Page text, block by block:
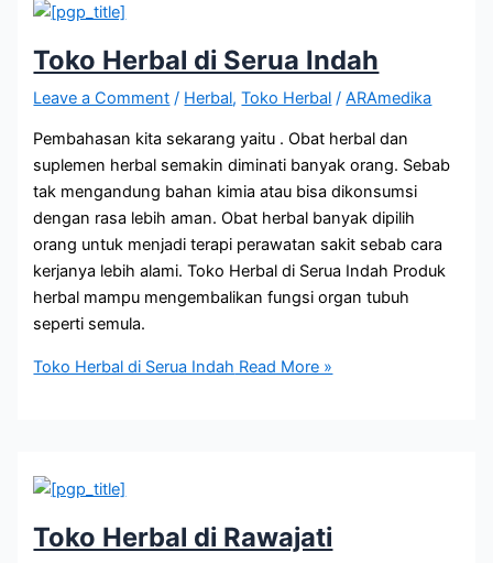
Toko Herbal di Serua Indah
Leave a Comment / Herbal,Toko Herbal /ARAmedika
Pembahasan kita sekarang yaitu . Obat herbal dan
suplemen herbal semakin diminati banyak orang. Sebab
tak mengandung bahan kimia atau bisa dikonsumsi
dengan rasa lebih aman. Obat herbal banyak dipilih
orang untuk menjadi terapi perawatan sakit sebab cara
kerjanya lebih alami. Toko Herbal di Serua Indah Produk
herbal mampu mengembalikan fungsi organ tubuh
seperti semula.
Toko Herbal di Serua Indah Read More »
Toko Herbal di Rawajati